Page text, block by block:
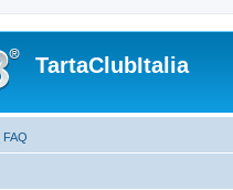
TartaClubItalia
FAQ